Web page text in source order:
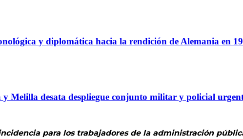
y diplomática hacia la rendición de Alemania en
Melilla desata despliegue conjunto militar y policial
para los trabajadores de la administración